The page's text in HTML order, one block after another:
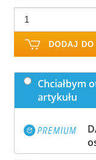
DODAJ
Chciałbym
artykułu